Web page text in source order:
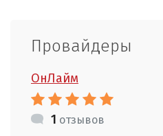
Провайдеры
ОнЛайм
1 отзывов